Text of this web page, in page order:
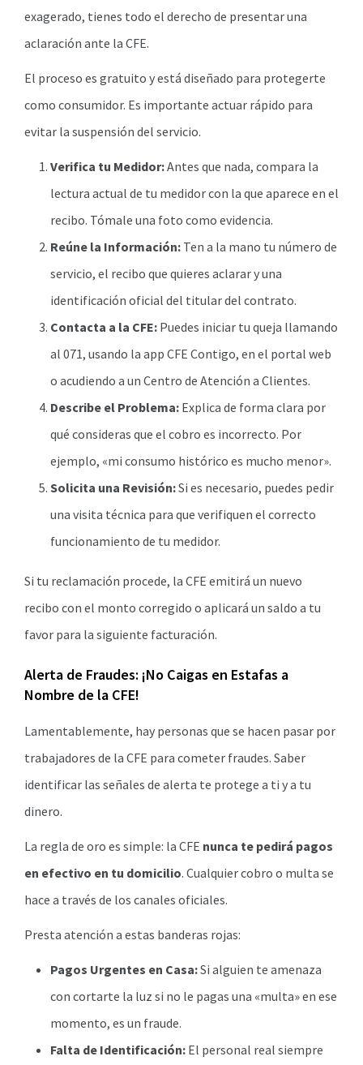
exagerado, tienes todo el derecho de presentar una
aclaración ante la CFE.
El proceso es gratuito y está diseñado para protegerte
como consumidor. Es importante actuar rápido para
evitar la suspensión del servicio.
Verifica tu Medidor:Antes que nada, compara la
lectura actual de tu medidor con la que aparece en el
recibo. Tómale una foto como evidencia.
Reúne la Información: Ten a la mano tu número de
servicio, el recibo que quieres aclarar y una
identificación oficial del titular del contrato.
Contacta a la CFE: Puedes iniciar tu queja llamando
al 071, usando la app CFE Contigo, en el portal web
o acudiendo a un Centro de Atención a Clientes.
Describe el Problema: Explica de forma clara por
qué consideras que el cobro es incorrecto. Por
ejemplo, «mi consumo histórico es mucho menor».
Solicita una Revisión:Si es necesario, puedes pedir
una visita técnica para que verifiquen el correcto
funcionamiento de tu medidor.
Si tu reclamación procede, la CFE emitirá un nuevo
recibo con el monto corregido o aplicará un saldo a tu
favor para la siguiente facturación.
Alerta de Fraudes: ¡No Caigas en Estafas a
Nombre de la CFE!
Lamentablemente, hay personas que se hacen pasar por
trabajadores de la CFE para cometer fraudes. Saber
identificar las señales de alerta te protege a ti y a tu
dinero.
La regla de oro es simple: la CFE nunca te pedirá pagos
en efectivo en tu domicilio. Cualquier cobro o multa se
hace a través de los canales oficiales.
Presta atención a estas banderas rojas:
Pagos Urgentes en Casa:Si alguien te amenaza
con cortarte la luz si no le pagas una «multa» en ese
momento, es un fraude.
Falta de Identificación: El personal real siempre